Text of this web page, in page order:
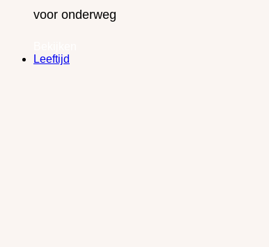
voor onderweg
Leeftijd